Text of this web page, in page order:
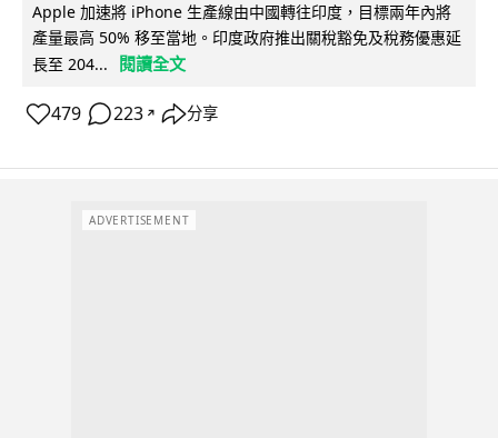
Apple 加速將 iPhone 生產線由中國轉往印度，目標兩年內將
產量最高 50% 移至當地。印度政府推出關稅豁免及稅務優惠延
長至 204...
閱讀全文
479 223 ↗ 分享
ADVERTISEMENT